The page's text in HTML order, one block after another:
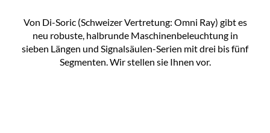
Von Di-Soric (Schweizer Vertretung: Omni Ray) gibt es
neu robuste, halbrunde Maschinenbeleuchtung in
sieben Längen und Signalsäulen-Serien mit drei bis fünf
Segmenten. Wir stellen sie Ihnen vor.